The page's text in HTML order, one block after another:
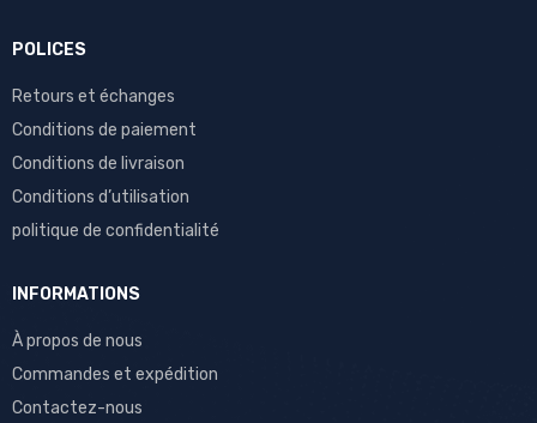
POLICES
Retours et échanges
Conditions de paiement
Conditions de livraison
Conditions d’utilisation
politique de confidentialité
INFORMATIONS
À propos de nous
Commandes et expédition
Contactez-nous